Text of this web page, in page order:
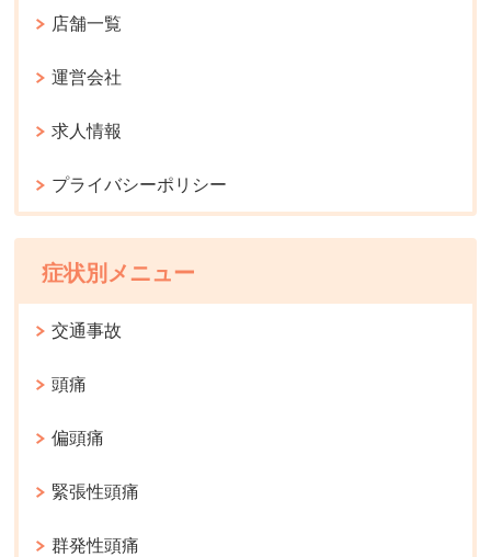
店舗一覧
運営会社
求人情報
プライバシーポリシー
症状別メニュー
交通事故
頭痛
偏頭痛
緊張性頭痛
群発性頭痛